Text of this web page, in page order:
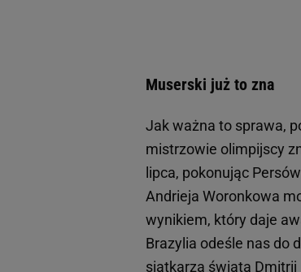
Muserski już to zna
Jak ważna to sprawa,
mistrzowie olimpijscy
lipca, pokonując
Andrieja Woronkowa
wynikiem, który daje
Brazylia odeśle nas do
siatkarza świata Dmitrij